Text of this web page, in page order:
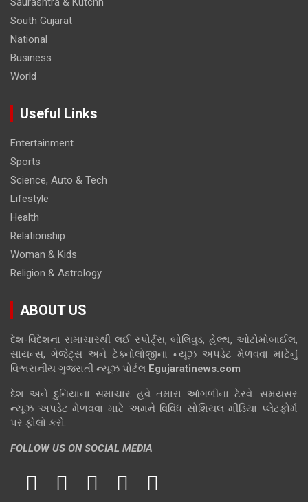
South Gujarat
National
Business
World
Useful Links
Entertainment
Sports
Science, Auto & Tech
Lifestyle
Health
Relationship
Woman & Kids
Religion & Astrology
ABOUT US
દેશ-વિદેશના સમાચારથી લઈ સ્પોર્ટ્સ, બોલિવુડ, હેલ્થ, ઓટોમોબાઈલ,
સાયન્સ, ગેજેટ્સ અને ટેક્નોલોજીના ન્યૂઝ અપડેટ મેળવવા માટેનું
વિશ્વસનીય ગુજરાતી ન્યૂઝ પોર્ટલ Egujaratinews.com
દેશ અને દુનિયાના સમાચાર હવે તમારા આંગળીના ટેરવે. સમયસર
ન્યૂઝ અપડેટ મેળવવા માટે અમને વિવિધ સોશિયલ મીડિયા પ્લેટફોર્મ
પર ફોલો કરો.
FOLLOW US ON SOCIAL MEDIA